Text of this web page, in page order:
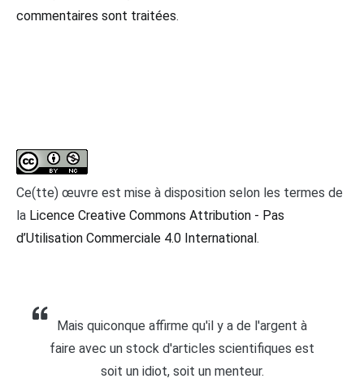
commentaires sont traitées.
Ce(tte) œuvre est mise à disposition selon les termes de
la Licence Creative Commons Attribution - Pas
d’Utilisation Commerciale 4.0 International.
Mais quiconque affirme qu'il y a de l'argent à
faire avec un stock d'articles scientifiques est
soit un idiot, soit un menteur.